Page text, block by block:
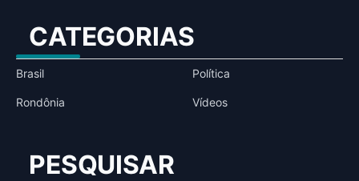
CATEGORIAS
Brasil Política
Rondônia Vídeos
PESQUISAR